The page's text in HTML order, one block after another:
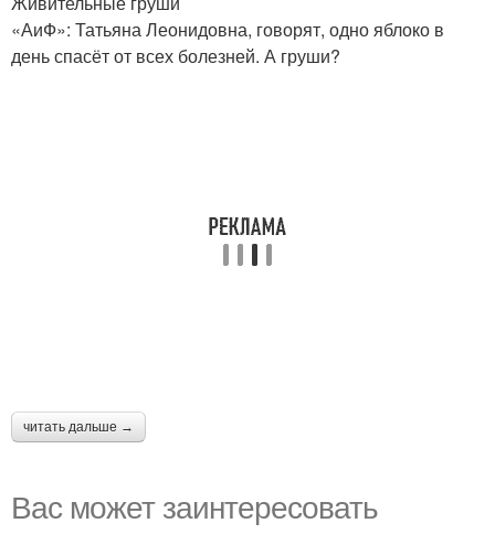
«АиФ»: Татьяна Леонидовна, говорят, одно яблоко в
день спасёт от всех болезней. А груши?
читать дальше →
Вас может заинтересовать